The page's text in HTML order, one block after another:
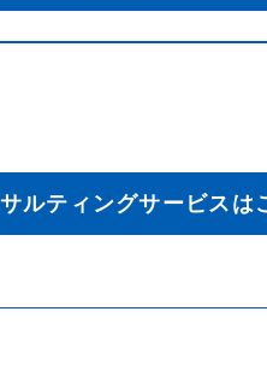
ルティングサービスは